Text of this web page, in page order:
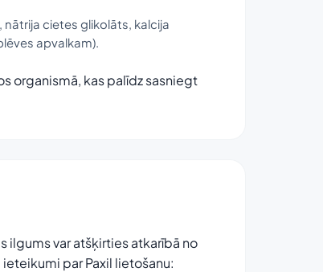
cietes glikolāts, kalcija
apvalkam).
organismā, kas palīdz sasniegt
ilgums var atšķirties atkarībā no
par Paxil lietošanu: